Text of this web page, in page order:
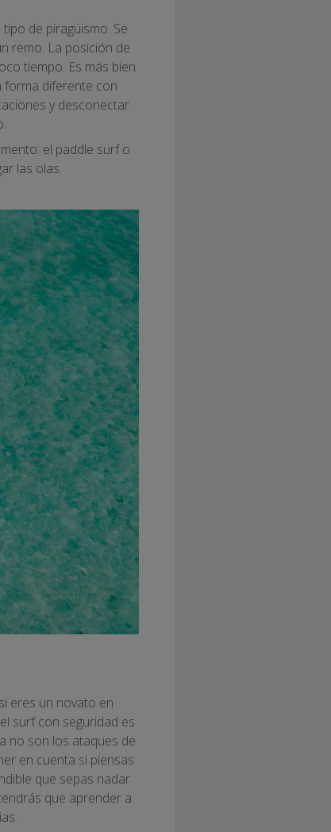
de piragüismo. Se
remo. La posición de
tiempo. Es más bien
forma diferente con
y desconectar.
el paddle surf o
las olas.
eres un novato en
surf con seguridad es
no son los ataques de
en cuenta si piensas
que sepas nadar
que aprender a